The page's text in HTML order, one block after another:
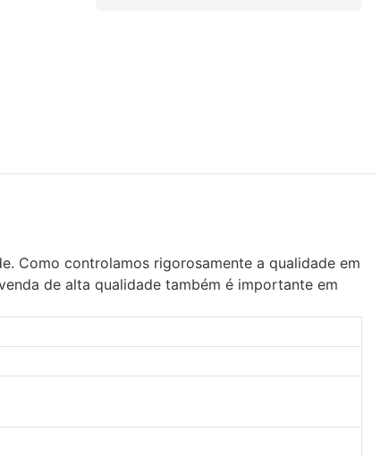
Como controlamos rigorosamente a qualidade em
de alta qualidade também é importante em